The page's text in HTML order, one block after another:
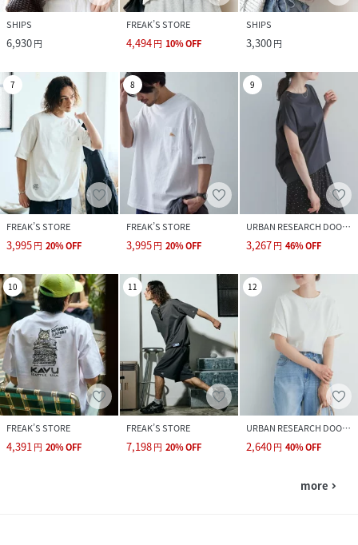
SHIPS
6,930円
FREAK’S STORE
4,494円 10%OFF
SHIPS
3,300円
7
FREAK’S STORE
3,995円 20%OFF
8
FREAK’S STORE
3,995円 20%OFF
9
URBAN RESEARCH DOORS
3,267円 46%OFF
10
FREAK’S STORE
4,391円 20%OFF
11
FREAK’S STORE
7,198円 20%OFF
12
URBAN RESEARCH DOORS
2,640円 40%OFF
more navigate_next